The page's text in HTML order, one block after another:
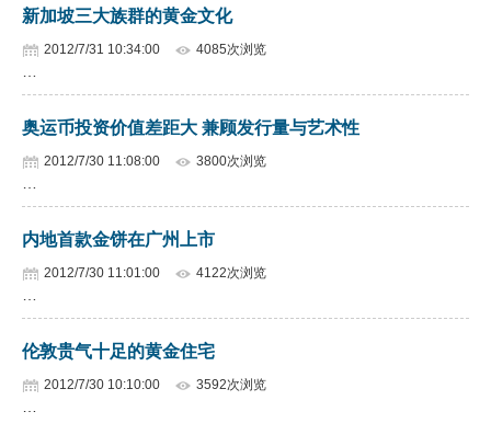
新加坡三大族群的黄金文化
2012/7/31 10:34:00 4085次浏览
奥运币投资价值差距大 兼顾发行量与艺术性
2012/7/30 11:08:00 3800次浏览
内地首款金饼在广州上市
2012/7/30 11:01:00 4122次浏览
伦敦贵气十足的黄金住宅
2012/7/30 10:10:00 3592次浏览